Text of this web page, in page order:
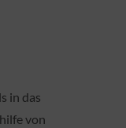
in das
von